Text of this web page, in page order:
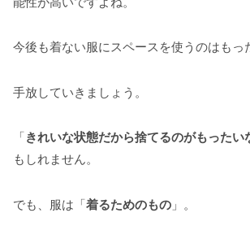
今後も着ない服にスペースを使うのはもっ
手放していきましょう。
「きれいな状態だから捨てるのがもった
もしれません。
でも、服は「着るためのもの 」。